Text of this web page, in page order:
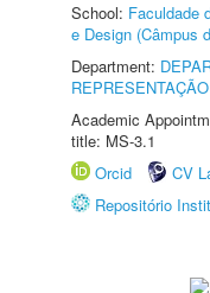
School: Faculdade
e Design (Câmpus
Department:
Academic
title: MS-3.1
Orcid
CV
Repositório